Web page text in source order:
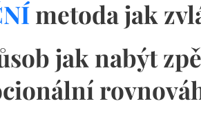
metoda jak
jak nabýt